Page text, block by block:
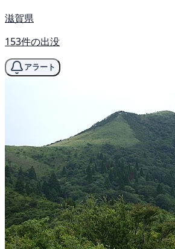
滋賀県
153件の出没
アラート